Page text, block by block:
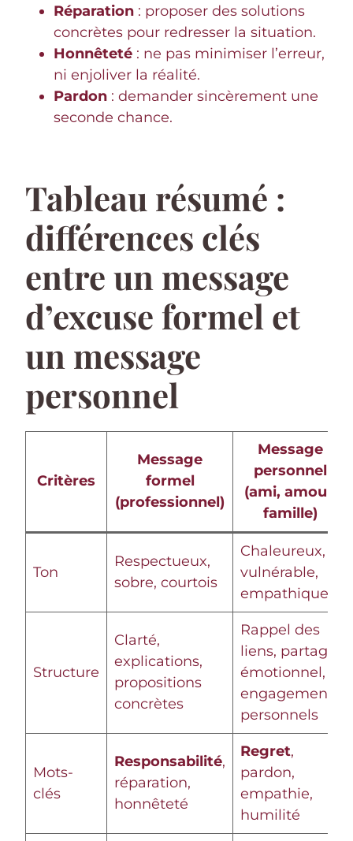
Réparation : proposer des solutions
concrètes pour redresser la situation.
Honnêteté : ne pas minimiser l’erreur,
ni enjoliver la réalité.
Pardon : demander sincèrement une
seconde chance.
Tableau résumé :
différences clés
entre un message
d’excuse formel et
un message
personnel
Critères
Message
formel
(professionnel)
Message
personnel
(ami, amour,
famille)
Ton
Respectueux,
sobre, courtois
Chaleureux,
vulnérable,
empathique
Structure
Clarté,
explications,
propositions
concrètes
Rappel des
liens, partage
émotionnel,
engagements
personnels
Mots-
clés
Responsabilité,
réparation,
honnêteté
Regret,
pardon,
empathie,
humilité